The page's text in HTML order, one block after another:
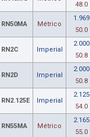
48.0
RN50MA Métrico
1.969
50.0
RN2C Imperial
2.000
50.8
RN2D Imperial
2.000
50.8
RN2.125E Imperial
2.125
54.0
RN55MA Métrico
2.165
55.0